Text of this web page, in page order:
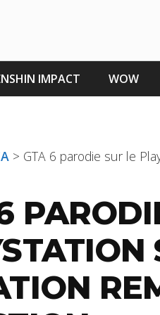
IMPACT WOW
> GTA 6 parodie sur le